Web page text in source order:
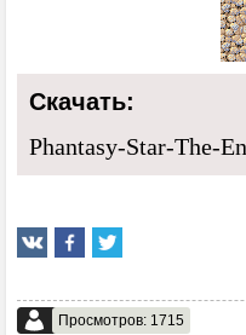
Скачать:
Phantasy-Star-The-
Просмотров: 1715